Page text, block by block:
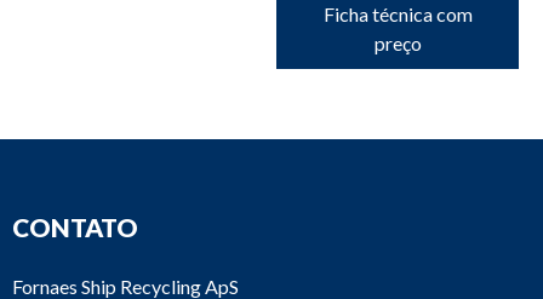
Ficha técnica com
preço
CONTATO
Fornaes Ship Recycling ApS